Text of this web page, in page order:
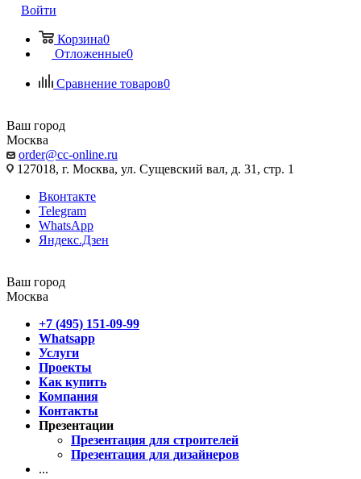
Войти
Корзина0
Отложенные0
Сравнение товаров0
Ваш город
Москва
order@cc-online.ru
127018, г. Москва, ул. Сущевский вал, д. 31, стр. 1
Вконтакте
Telegram
WhatsApp
Яндекс.Дзен
Ваш город
Москва
+7 (495) 151-09-99
Whatsapp
Услуги
Проекты
Как купить
Компания
Контакты
Презентации
Презентация для строителей
Презентация для дизайнеров
...